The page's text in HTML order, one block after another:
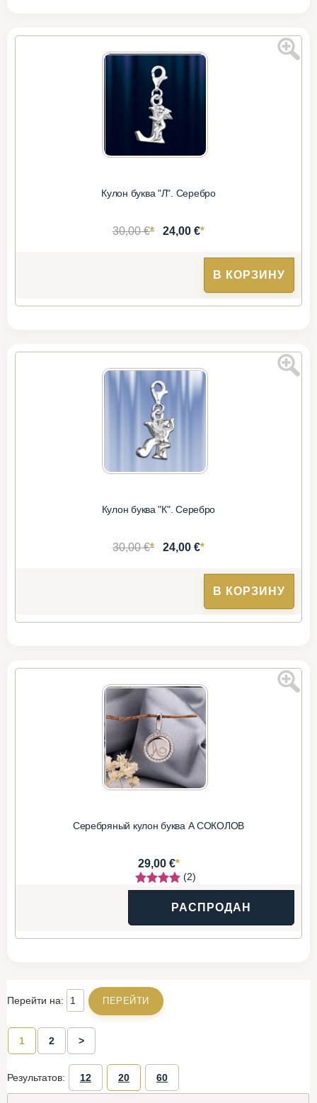
Кулон буква "Л". Серебро
30,00 €* 24,00 €*
В КОРЗИНУ
Кулон буква "К". Серебро
30,00 €* 24,00 €*
В КОРЗИНУ
Серебряный кулон буква А СОКОЛОВ
29,00 €*
(2)
РАСПРОДАН
Перейти на:
1 2 >
Результатов: 12 20 60